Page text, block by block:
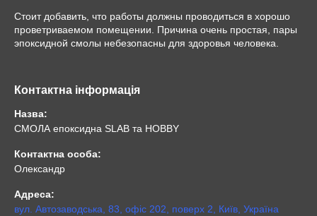
Стоит добавить, что работы должны проводиться в хорошо
проветриваемом помещении. Причина очень простая, пары
эпоксидной смолы небезопасны для здоровья человека.
Контактна інформація
Назва:
СМОЛА епоксидна SLAB та HOBBY
Контактна особа:
Олександр
Адреса:
вул. Автозаводська, 83, офіс 202, поверх 2, Київ, Україна